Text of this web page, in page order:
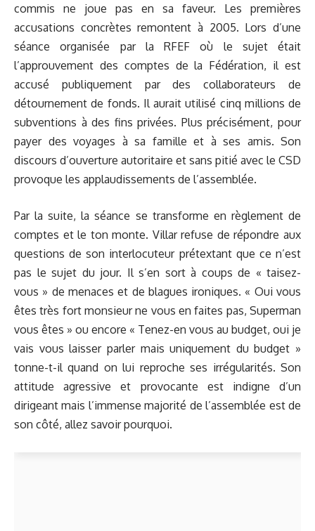
commis ne joue pas en sa faveur. Les premières
accusations concrètes remontent à 2005. Lors d’une
séance organisée par la RFEF où le sujet était
l’approuvement des comptes de la Fédération, il est
accusé publiquement par des collaborateurs de
détournement de fonds. Il aurait utilisé cinq millions de
subventions à des fins privées. Plus précisément, pour
payer des voyages à sa famille et à ses amis. Son
discours d’ouverture autoritaire et sans pitié avec le CSD
provoque les applaudissements de l’assemblée.
Par la suite, la séance se transforme en règlement de
comptes et le ton monte. Villar refuse de répondre aux
questions de son interlocuteur prétextant que ce n’est
pas le sujet du jour. Il s’en sort à coups de « taisez-
vous » de menaces et de blagues ironiques. « Oui vous
êtes très fort monsieur ne vous en faites pas, Superman
vous êtes » ou encore « Tenez-en vous au budget, oui je
vais vous laisser parler mais uniquement du budget »
tonne-t-il quand on lui reproche ses irrégularités. Son
attitude agressive et provocante est indigne d’un
dirigeant mais l’immense majorité de l’assemblée est de
son côté, allez savoir pourquoi.